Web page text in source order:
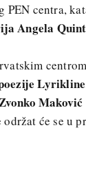
PEN centra,
Angela
Lyrikline
će se u